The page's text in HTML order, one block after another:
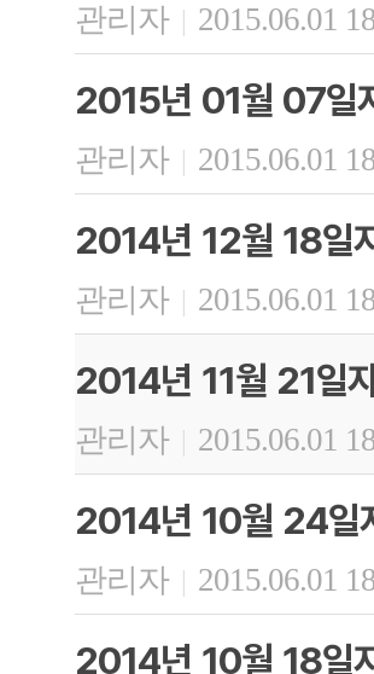
관리자 | 2015.06.01
2015년 01월 07일
관리자 | 2015.06.01
2014년 12월 18일
관리자 | 2015.06.01
2014년 11월 21일
관리자 | 2015.06.01
2014년 10월 24일
관리자 | 2015.06.01
2014년 10월 18일